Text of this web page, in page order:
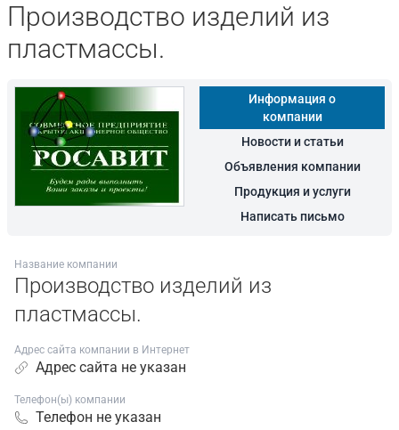
Производство изделий из
пластмассы.
Информация о
компании
Новости и статьи
Объявления компании
Продукция и услуги
Написать письмо
Название компании
Производство изделий из
пластмассы.
Адрес сайта компании в Интернет
Адрес сайта не указан
Телефон(ы) компании
Телефон не указан